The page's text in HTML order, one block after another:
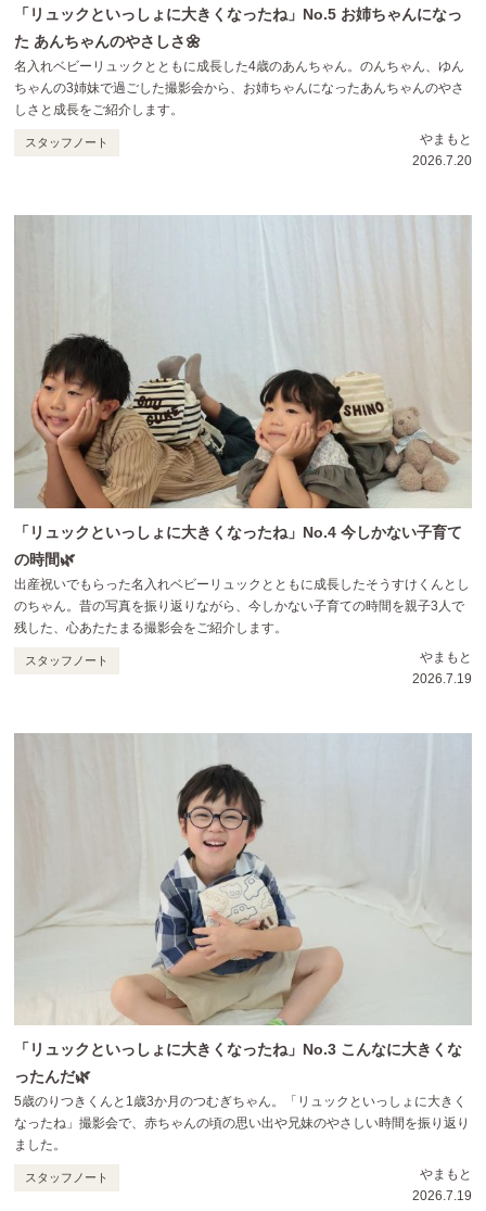
「リュックといっしょに大きくなったね」No.5 お姉ちゃんになっ
た あんちゃんのやさしさ🌼
名入れベビーリュックとともに成長した4歳のあんちゃん。のんちゃん、ゆん
ちゃんの3姉妹で過ごした撮影会から、お姉ちゃんになったあんちゃんのやさ
しさと成長をご紹介します。
スタッフノート
やまもと
2026.7.20
「リュックといっしょに大きくなったね」No.4 今しかない子育て
の時間🌿
出産祝いでもらった名入れベビーリュックとともに成長したそうすけくんとし
のちゃん。昔の写真を振り返りながら、今しかない子育ての時間を親子3人で
残した、心あたたまる撮影会をご紹介します。
スタッフノート
やまもと
2026.7.19
「リュックといっしょに大きくなったね」No.3 こんなに大きくな
ったんだ🌿
5歳のりつきくんと1歳3か月のつむぎちゃん。「リュックといっしょに大きく
なったね」撮影会で、赤ちゃんの頃の思い出や兄妹のやさしい時間を振り返り
ました。
スタッフノート
やまもと
2026.7.19